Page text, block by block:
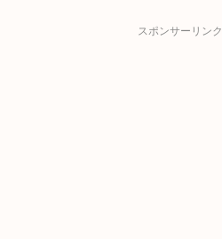
スポンサーリンク